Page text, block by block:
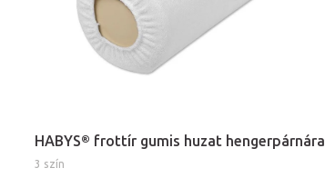
HABYS® frottír gumis huzat hengerpárnára
3 szín